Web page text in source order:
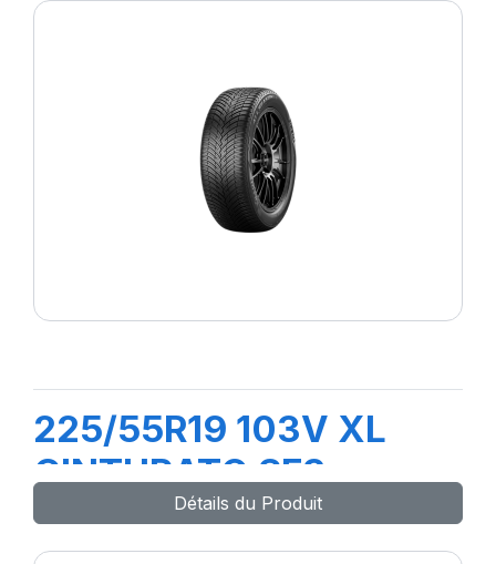
225/55R19 103V XL
CINTURATO SF3
Détails du Produit